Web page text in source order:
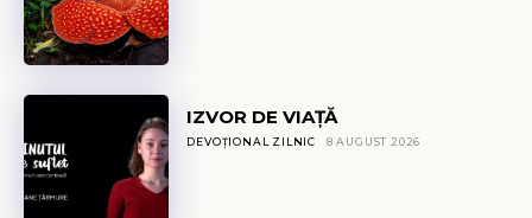
IZVOR DE VIAȚĂ
DEVOȚIONAL ZILNIC 8 AUGUST 2026